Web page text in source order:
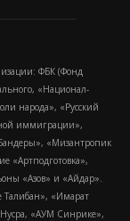
ФБК (Фонд
«Национал-
народа», «Русский
иммиграции»,
«Мизантропик
«Артподготовка»,
«Азов» и «Айдар».
«Имарат
Нусра, «АУМ Синрике»,